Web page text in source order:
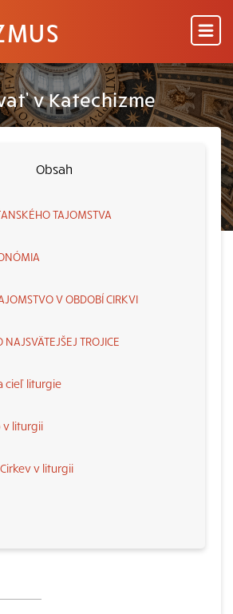
v Katechizme
Obsah
TAJOMSTVA
V OBDOBÍ CIRKVI
NAJSVÄTEJŠEJ TROJICE
cieľ liturgie
v liturgii
v liturgii